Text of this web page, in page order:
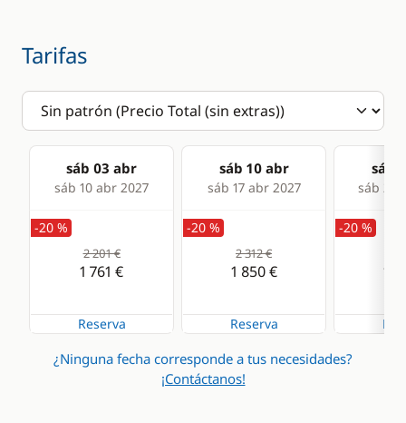
Tarifas
sáb 03 abr
sáb 10 abr 2027
sáb 10 abr
sáb 17 abr 2027
sáb
sáb 24
-20 %
2 201 €
1 761 €
Reserva
-20 %
2 312 €
1 850 €
Reserva
-20 %
1
¿Ninguna fecha corresponde a tus necesidades?
¡Contáctanos!